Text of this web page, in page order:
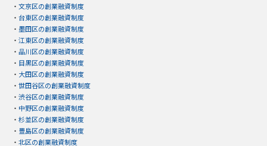
・ 文京区の創業融資制度
・ 台東区の創業融資制度
・ 墨田区の創業融資制度
・ 江東区の創業融資制度
・ 品川区の創業融資制度
・ 目黒区の創業融資制度
・ 大田区の創業融資制度
・ 世田谷区の創業融資制度
・ 渋谷区の創業融資制度
・ 中野区の創業融資制度
・ 杉並区の創業融資制度
・ 豊島区の創業融資制度
・ 北区の創業融資制度